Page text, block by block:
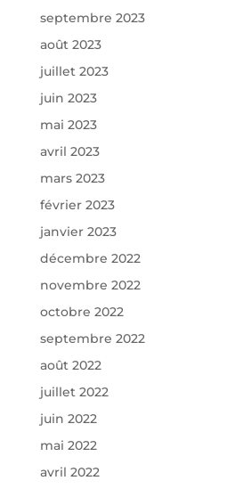
septembre 2023
août 2023
juillet 2023
juin 2023
mai 2023
avril 2023
mars 2023
février 2023
janvier 2023
décembre 2022
novembre 2022
octobre 2022
septembre 2022
août 2022
juillet 2022
juin 2022
mai 2022
avril 2022